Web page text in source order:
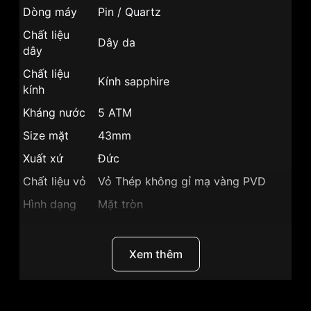
Dòng máy
Pin / Quartz
Chất liệu
dây
Dây da
Chất liệu
kính
Kính sapphire
Kháng nước
5 ATM
Size mặt
43mm
Xuất xứ
Đức
Chất liệu vỏ
Vỏ Thép không gỉ mạ vàng PVD
Hình dạng
Mặt tròn
Sang trọng
Chronograph, Dạ quang, Lịch ngày,
Xem thêm